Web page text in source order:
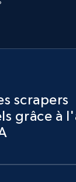
scrapers
grâce à